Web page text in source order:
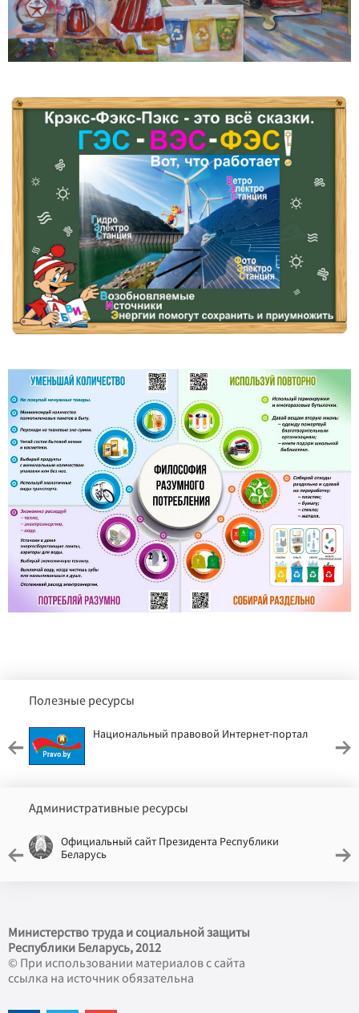
Полезные ресурсы
Национальный правовой Интернет-портал
Административные ресурсы
Официальный сайт Президента Республики
Беларусь
Министерство труда и социальной защиты
Республики Беларусь, 2012
© При использовании материалов с сайта
ссылка на источник обязательна